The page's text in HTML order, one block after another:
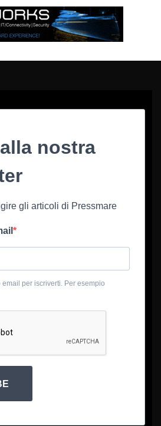
nostra
gli articoli di Pressmare
email per iscriverti. Per esempio